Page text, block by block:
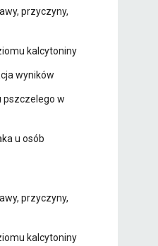
przyczyny,
kalcytoniny
wyników
pszczelego w
u osób
przyczyny,
kalcytoniny